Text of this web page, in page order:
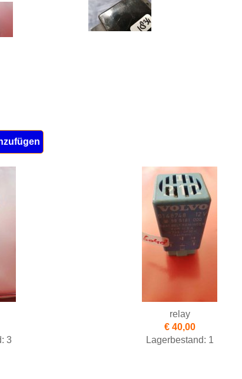
3
relay
€ 40,00
Lagerbestand: 1